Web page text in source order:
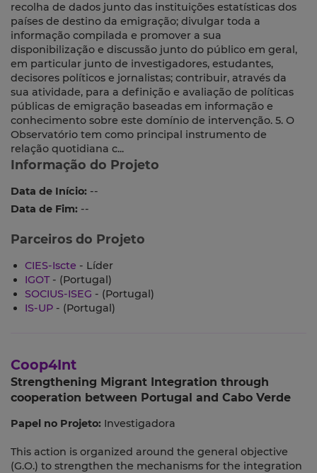
recolha de dados junto das instituições estatísticas dos
países de destino da emigração; divulgar toda a
informação compilada e promover a sua
disponibilização e discussão junto do público em geral,
em particular junto de investigadores, estudantes,
decisores políticos e jornalistas; contribuir, através da
sua atividade, para a definição e avaliação de políticas
públicas de emigração baseadas em informação e
conhecimento sobre este domínio de intervenção. 5. O
Observatório tem como principal instrumento de
relação quotidiana c...
Informação do Projeto
Data de Início: --
Data de Fim: --
Parceiros do Projeto
CIES-Iscte - Líder
IGOT - (Portugal)
SOCIUS-ISEG - (Portugal)
IS-UP - (Portugal)
Coop4Int
Strengthening Migrant Integration through
cooperation between Portugal and Cabo Verde
Papel no Projeto: Investigadora
This action is organized around the general objective
(G.O.) to strengthen the mechanisms for the integration